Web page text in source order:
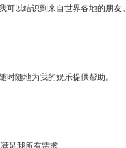
以结识到来自世界各地的朋友。
时随地为我的娱乐提供帮助。
足我所有需求。